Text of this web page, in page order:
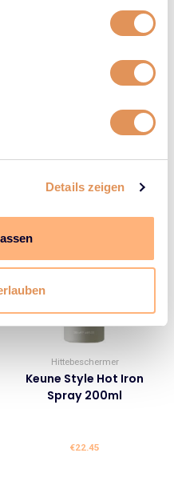
Details zeigen
Haartrocknerbürste
Hittebeschermer
Keune Style Hot Iron
Spray 200ml
€22.45